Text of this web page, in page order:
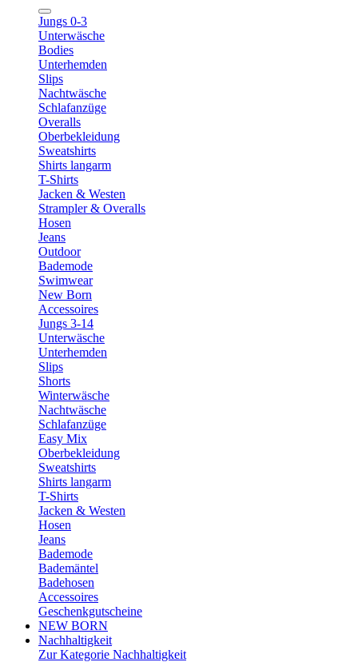
Jungs 0-3
Unterwäsche
Bodies
Unterhemden
Slips
Nachtwäsche
Schlafanzüge
Overalls
Oberbekleidung
Sweatshirts
Shirts langarm
T-Shirts
Jacken & Westen
Strampler & Overalls
Hosen
Jeans
Outdoor
Bademode
Swimwear
New Born
Accessoires
Jungs 3-14
Unterwäsche
Unterhemden
Slips
Shorts
Winterwäsche
Nachtwäsche
Schlafanzüge
Easy Mix
Oberbekleidung
Sweatshirts
Shirts langarm
T-Shirts
Jacken & Westen
Hosen
Jeans
Bademode
Bademäntel
Badehosen
Accessoires
Geschenkgutscheine
NEW BORN
Nachhaltigkeit
Zur Kategorie Nachhaltigkeit